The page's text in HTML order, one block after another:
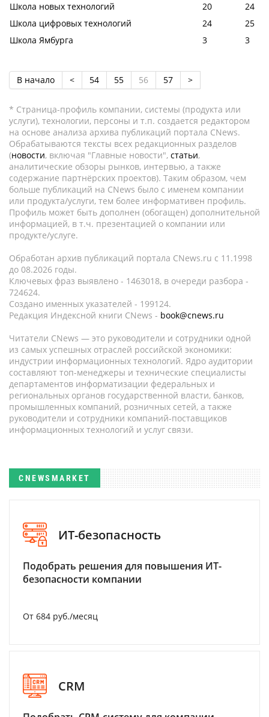
Школа новых технологий 20
24
Школа цифровых технологий
24
25
Школа Ямбурга
3 3
В начало < 54 55 56 57 >
* Страница-профиль компании, системы (продукта или
услуги), технологии, персоны и т.п. создается редактором
на основе анализа архива публикаций портала CNews.
Обрабатываются тексты всех редакционных разделов
(новости, включая "Главные новости", статьи,
аналитические обзоры рынков, интервью, а также
содержание партнёрских проектов). Таким образом, чем
больше публикаций на CNews было с именем компании
или продукта/услуги, тем более информативен профиль.
Профиль может быть дополнен (обогащен) дополнительной
информацией, в т.ч. презентацией о компании или
продукте/услуге.
Обработан архив публикаций портала CNews.ru c 11.1998
до 08.2026 годы.
Ключевых фраз выявлено - 1463018, в очереди разбора -
724624.
Создано именных указателей - 199124.
Редакция Индексной книги CNews - book@cnews.ru
Читатели CNews — это руководители и сотрудники одной
из самых успешных отраслей российской экономики:
индустрии информационных технологий. Ядро аудитории
составляют топ-менеджеры и технические специалисты
департаментов информатизации федеральных и
региональных органов государственной власти, банков,
промышленных компаний, розничных сетей, а также
руководители и сотрудники компаний-поставщиков
информационных технологий и услуг связи.
CNEWSMARKET
ИТ-безопасность
Подобрать решения для повышения ИТ-
безопасности компании
От 684 руб./месяц
CRM